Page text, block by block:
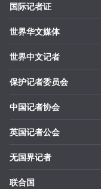
国际记者证
世界华文媒体
世界中文记者
保护记者委员会
中国记者协会
英国记者公会
无国界记者
联合国